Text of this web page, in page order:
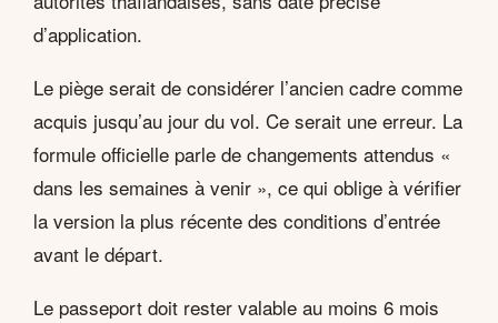
d’application.
Le piège serait de considérer l’ancien cadre comme
acquis jusqu’au jour du vol. Ce serait une erreur. La
formule officielle parle de changements attendus «
dans les semaines à venir », ce qui oblige à vérifier
la version la plus récente des conditions d’entrée
avant le départ.
Le passeport doit rester valable au moins 6 mois